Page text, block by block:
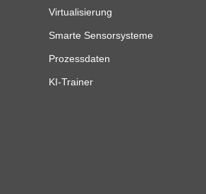
Virtualisierung
Smarte Sensorsysteme
Prozessdaten
KI-Trainer